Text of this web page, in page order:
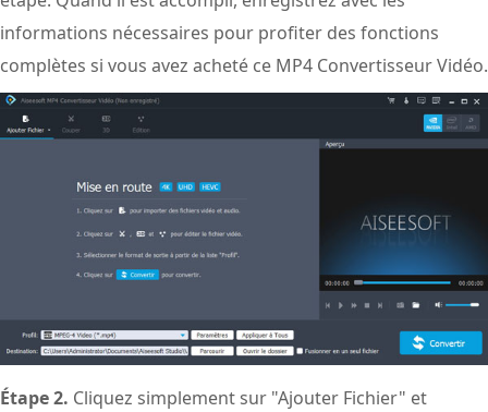
informations nécessaires pour profiter des fonctions
complètes si vous avez acheté ce MP4 Convertisseur Vidéo.
Étape 2. Cliquez simplement sur "Ajouter Fichier" et